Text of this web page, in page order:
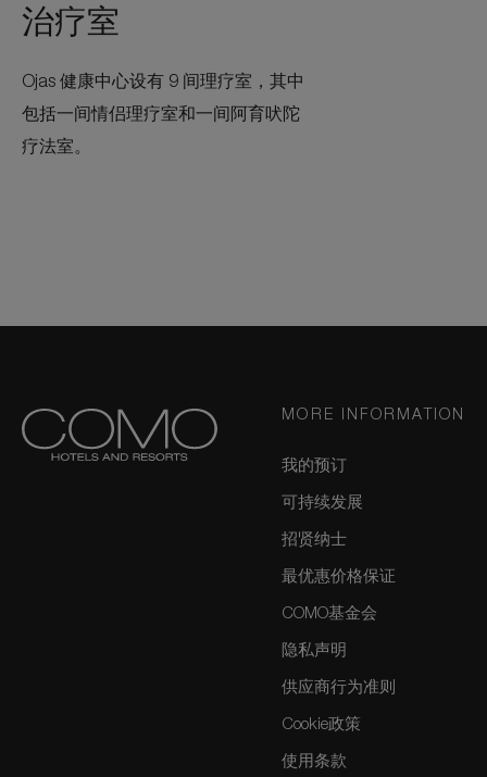
治疗室
Ojas 健康中心设有 9 间理疗室，其中
包括一间情侣理疗室和一间阿育吠陀
疗法室。
MORE INFORMATION
我的预订
可持续发展
招贤纳士
最优惠价格保证
COMO基金会
隐私声明
供应商行为准则
Cookie政策
使用条款